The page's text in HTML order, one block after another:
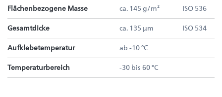
Flächenbezogene Masse ca. 145 g/m² ISO 536
Gesamtdicke ca. 135 µm ISO 534
Aufklebetemperatur ab -10 °C
Temperaturbereich -30 bis 60 °C